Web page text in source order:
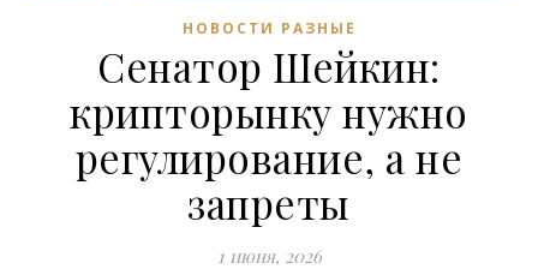
НОВОСТИ РАЗНЫЕ
Сенатор Шейкин:
крипторынку нужно
регулирование, а не
запреты
1 июня, 2026